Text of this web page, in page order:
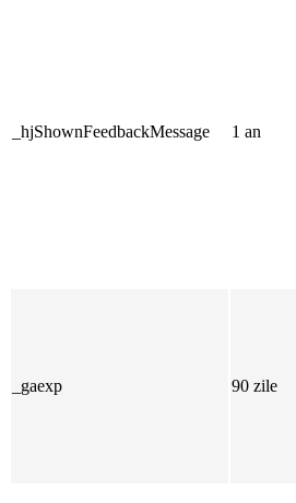
_hjShownFeedbackMessage 1 an
_gaexp 90 zile